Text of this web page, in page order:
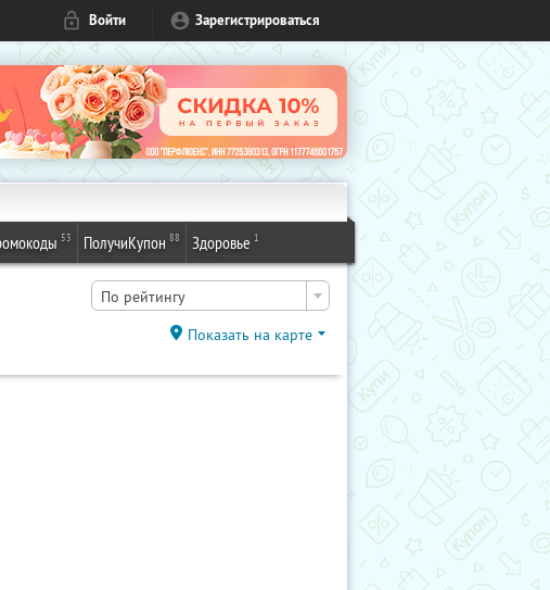
Войти Зарегистрироваться
53 ПолучиКупон 88 Здоровье 1
По рейтингу
Показать на карте